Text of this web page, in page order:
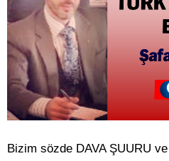
Bizim sözde DAVA ŞUURU